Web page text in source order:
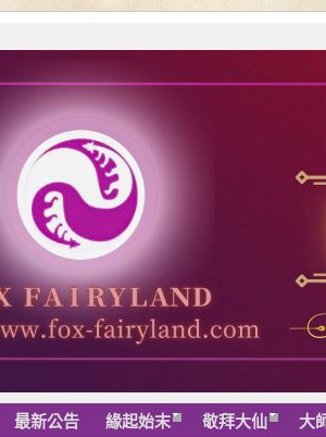
最新公告 緣起始末 敬拜大仙 大